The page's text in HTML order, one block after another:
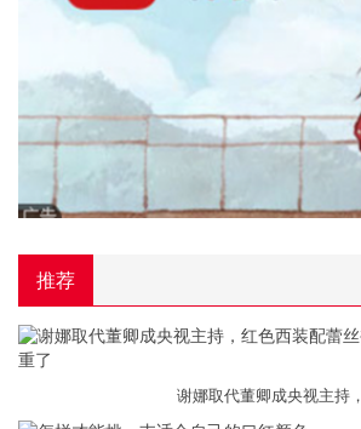
推荐
谢娜取代董卿成央视主持，